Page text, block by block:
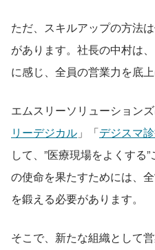
ただ、スキルアップの方法
があります。社長の中村は
に感じ、全員の営業力を底
エムスリーソリューション
リーデジカル 」「デジスマ
して、”医療現場をよくする
の使命を果たすためには、
を鍛える必要があります。
そこで、新たな組織として